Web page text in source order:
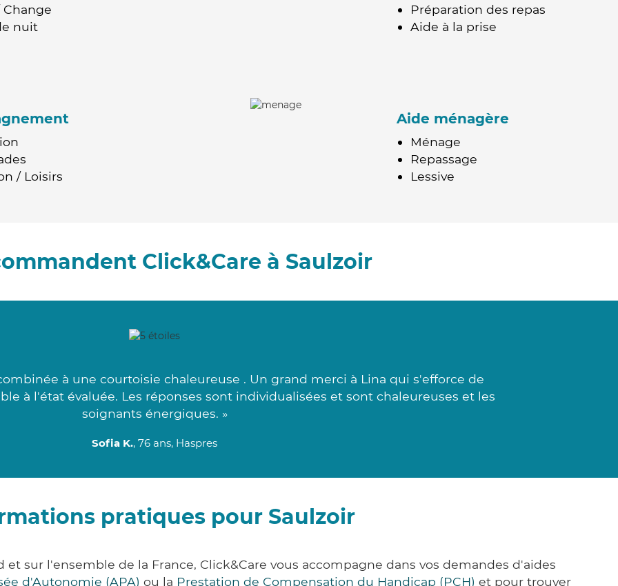
nuit
Préparation des repas
Aide à la prise
/ Loisirs
Aide ménagère
Ménage
Repassage
Lessive
Click&Care à Saulzoir
à une courtoisie chaleureuse . Un grand merci à Lina qui s'efforce de
à l'état évaluée. Les réponses sont individualisées et sont chaleureuses et les
soignants énergiques. »
Sofia K., 76 ans, Haspres
pratiques pour Saulzoir
sur l'ensemble de la France, Click&Care vous accompagne dans vos demandes d'aides
d'Autonomie (APA) ou la Prestation de Compensation du Handicap (PCH) et pour trouver